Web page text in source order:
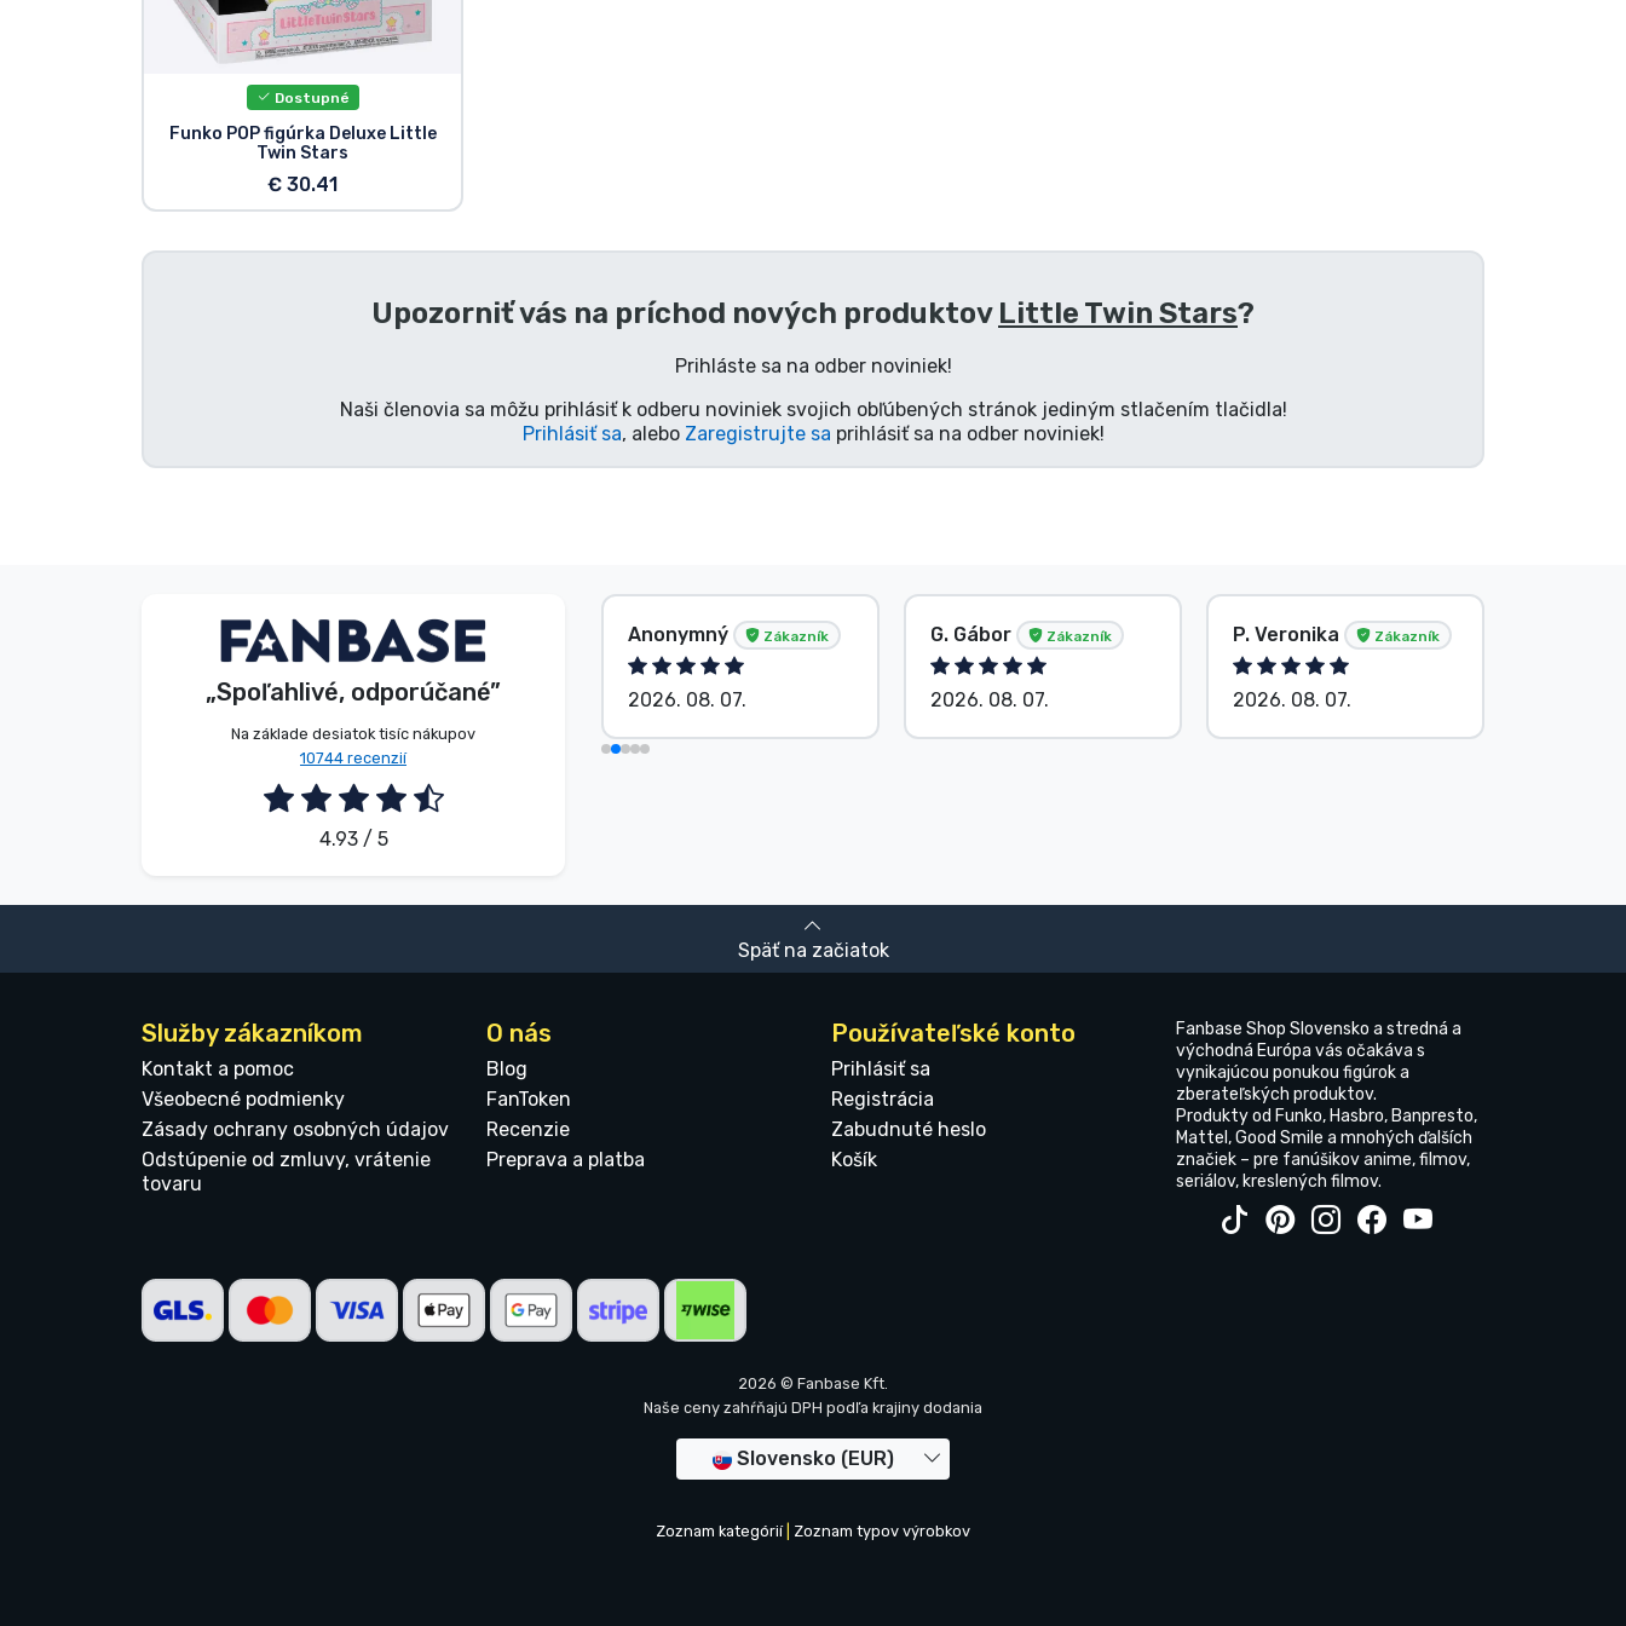
Dostupné
Funko POP figúrka Deluxe Little
Twin Stars
€ 30.41
Upozorniť vás na príchod nových produktov Little Twin Stars?
Prihláste sa na odber noviniek!
Naši členovia sa môžu prihlásiť k odberu noviniek svojich obľúbených stránok jediným stlačením tlačidla!
Prihlásiť sa, alebo Zaregistrujte sa prihlásiť sa na odber noviniek!
„Spoľahlivé, odporúčané”
Na základe desiatok tisíc nákupov
10744 recenzií
4.93 / 5
Anonymný Zákazník
2026. 08. 07.
Anonymný Zákazník
2026. 08. 07.
G. Gábor Zákazník
2026. 08. 07.
P. Veronika Zákazník
2026. 08. 07.
Späť na začiatok
Služby zákazníkom
Kontakt a pomoc
Všeobecné podmienky
Zásady ochrany osobných údajov
Odstúpenie od zmluvy, vrátenie
tovaru
O nás
Blog
FanToken
Recenzie
Preprava a platba
Používateľské konto
Prihlásiť sa
Registrácia
Zabudnuté heslo
Košík
Fanbase Shop Slovensko a stredná a
východná Európa vás očakáva s
vynikajúcou ponukou figúrok a
zberateľských produktov.
Produkty od Funko, Hasbro, Banpresto,
Mattel, Good Smile a mnohých ďalších
značiek – pre fanúšikov anime, filmov,
seriálov, kreslených filmov.
2026 © Fanbase Kft.
Naše ceny zahŕňajú DPH podľa krajiny dodania
Slovensko (EUR)
Zoznam kategórií| Zoznam typov výrobkov
Zoradiť podľa série
Zoradiť podľa filmov
Zoradiť podľa karikatúry
Zoradiť podľa Anime
Zoradiť podľa hudby